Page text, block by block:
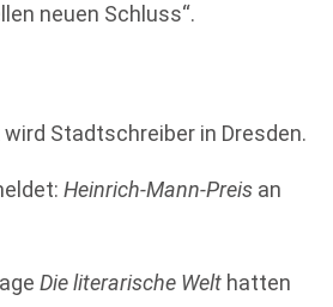
neuen Schluss“.
wird Stadtschreiber in Dresden.
Heinrich-Mann-Preis an
Die literarische Welt hatten